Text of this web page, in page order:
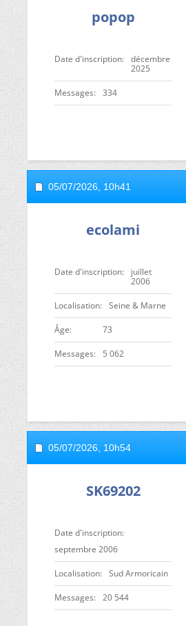
popop
Date d'inscription
décembre
2025
Messages 334
05/07/2026, 10h41
ecolami
Date d'inscription
juillet
2006
Localisation Seine & Marne
ge 73
Messages 5 062
05/07/2026, 10h54
SK69202
Date d'inscription
septembre 2006
Localisation Sud Armoricain
Messages 20 544